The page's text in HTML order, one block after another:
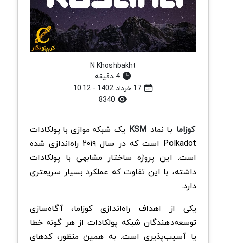
N Khoshbakht
4 دقیقه
17 خرداد 1402 - 10:12
کوزاما با نماد KSM یک شبکه موازی با پولکادات
Polkadot است که در سال ۲۰۱۹ راه‌اندازی شده
است. این پروژه ساختار مشابهی با پولکادات
داشته، با این تفاوت که عملکرد بسیار سریعتری
دارد.
یکی از اهداف راه‌اندازی کوزاما، آگاه‌سازی
توسعه‌دهندگان شبکه پولکادات از هر گونه خطا
یا آسیب‌پذیری است. به همین منظور، کدهای